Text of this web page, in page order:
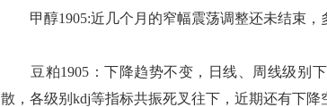
甲醇1905:近几个月的窄幅震荡调整还未结束，
豆粕1905：下降趋势不变，日线、周线级别
散，各级别kdj等指标共振死叉往下，近期还有下